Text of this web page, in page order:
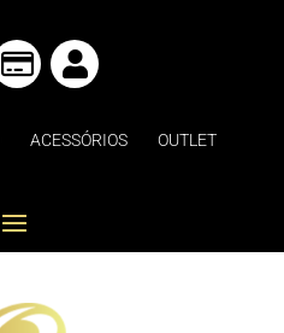
 
ACESSÓRIOS OUTLET